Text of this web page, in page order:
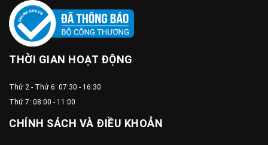
THỜI GIAN HOẠT ĐỘNG
Thứ 2 - Thứ 6: 07:30 - 16:30
Thứ 7: 08:00 - 11:00
CHÍNH SÁCH VÀ ĐIỀU KHOẢN